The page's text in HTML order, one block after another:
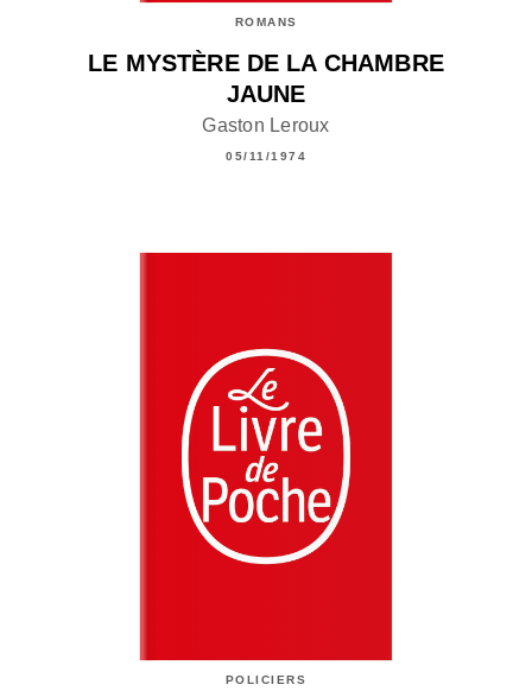
ROMANS
LE MYSTÈRE DE LA CHAMBRE
JAUNE
Gaston Leroux
05/11/1974
POLICIERS